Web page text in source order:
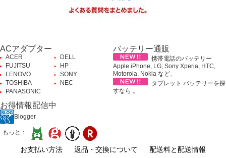
ACアダプター
ACER
DELL
FUJITSU
HP
LENOVO
SONY
TOSHIBA
NEC
PANASONIC
バッテリー通販
携帯電話のバッテリー
Apple iPhone, LG, Sony Xperia, HTC,
Motorola, Nokia など、
タブレット バッテリーを探
すなら 。
お得情報配信中
Blogger
もっと：
お支払い方法 返品・交換について 配送料と配送情報